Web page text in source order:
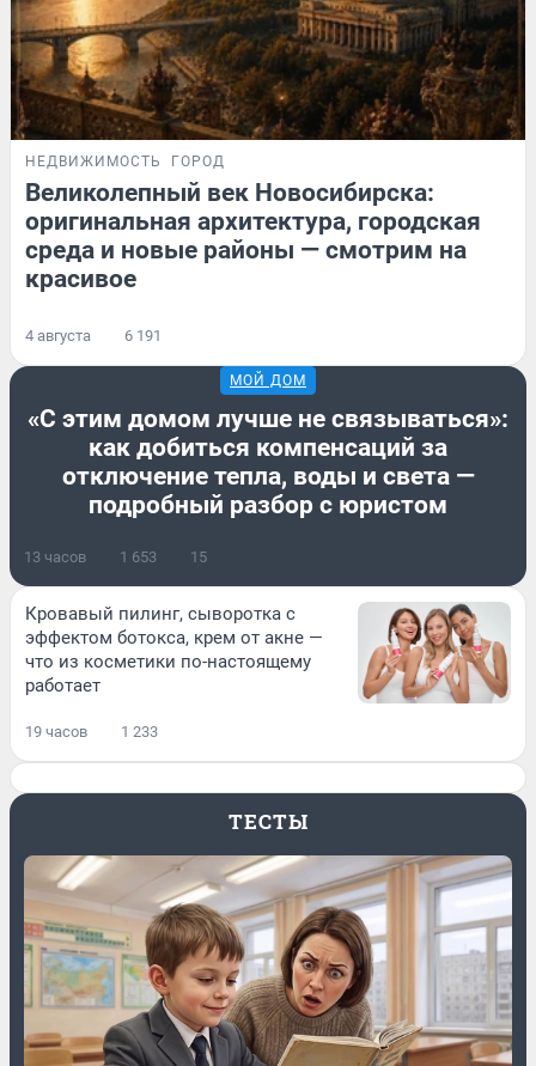
НЕДВИЖИМОСТЬ ГОРОД
Великолепный век Новосибирска:
оригинальная архитектура, городская
среда и новые районы — смотрим на
красивое
4 августа 6 191
МОЙ ДОМ
«С этим домом лучше не связываться»:
как добиться компенсаций за
отключение тепла, воды и света —
подробный разбор с юристом
13 часов 1 653 15
Кровавый пилинг, сыворотка с
эффектом ботокса, крем от акне —
что из косметики по-настоящему
работает
19 часов 1 233
ТЕСТЫ